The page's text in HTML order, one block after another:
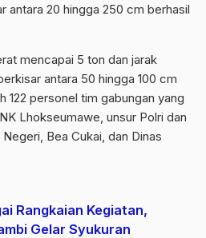
antara 20 hingga 250 cm berhasil
mencapai 5 ton dan jarak
antara 50 hingga 100 cm
122 personel tim gabungan yang
Lhokseumawe, unsur Polri dan
Bea Cukai, dan Dinas
Rangkaian Kegiatan,
Gelar Syukuran